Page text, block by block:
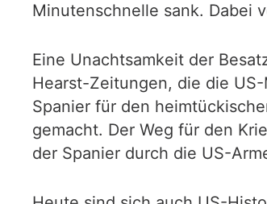
Minutenschnelle sank. Dabei
Eine Unachtsamkeit der
Hearst-Zeitungen, die die
Spanier für den
gemacht. Der Weg für den
der Spanier durch die US-